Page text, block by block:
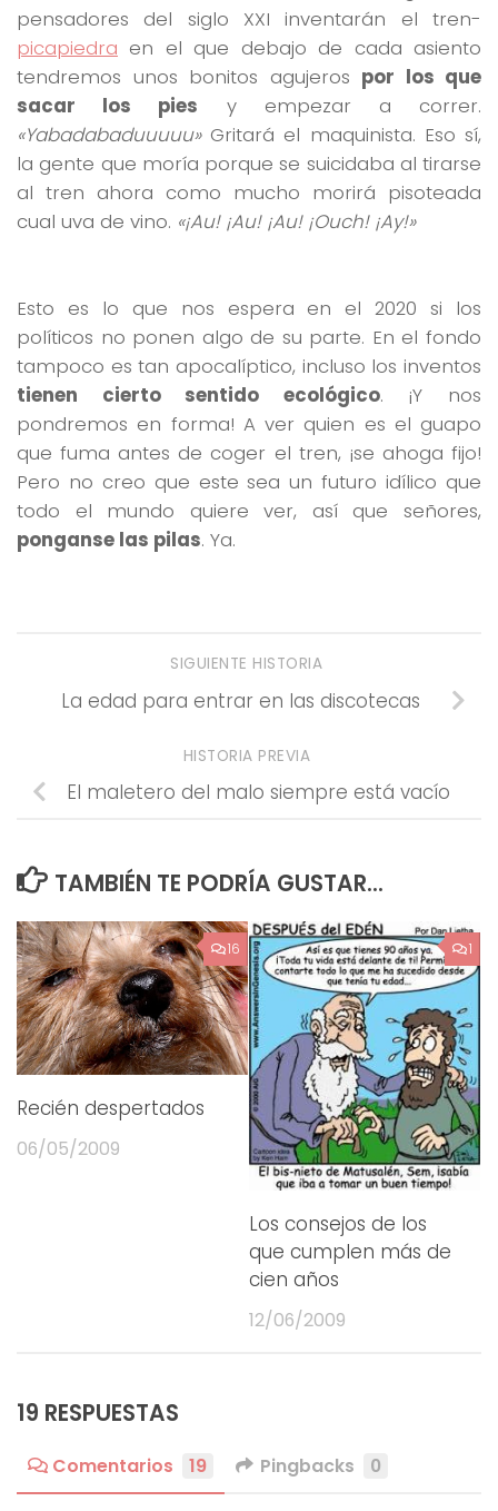
pensadores del siglo XXI inventarán el tren-
picapiedra en el que debajo de cada asiento
tendremos unos bonitos agujeros por los que
sacar los pies y empezar a correr.
«Yabadabaduuuuu»Gritará el maquinista. Eso sí,
la gente que moría porque se suicidaba al tirarse
al tren ahora como mucho morirá pisoteada
cual uva de vino. «¡Au! ¡Au! ¡Au! ¡Ouch! ¡Ay!»
Esto es lo que nos espera en el 2020 si los
políticos no ponen algo de su parte. En el fondo
tampoco es tan apocalíptico, incluso los inventos
tienen cierto sentido ecológico. ¡Y nos
pondremos en forma! A ver quien es el guapo
que fuma antes de coger el tren, ¡se ahoga fijo!
Pero no creo que este sea un futuro idílico que
todo el mundo quiere ver, así que señores,
ponganse las pilas. Ya.
SIGUIENTE HISTORIA
La edad para entrar en las discotecas
HISTORIA PREVIA
El maletero del malo siempre está vacío
TAMBIÉN TE PODRÍA GUSTAR...
16
Recién despertados
06/05/2009
1
Los consejos de los
que cumplen más de
cien años
12/06/2009
19 RESPUESTAS
Comentarios 19 Pingbacks 0